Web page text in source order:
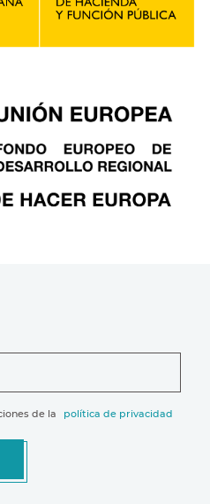
de la política de privacidad